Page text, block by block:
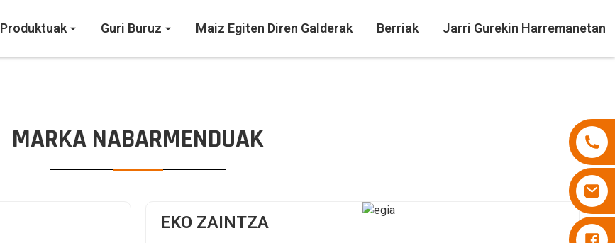
Produktuak Guri Buruz Maiz Egiten Diren Galderak Berriak Jarri Gurekin Harremanetan
MARKA NABARMENDUAK
EKO ZAINTZA